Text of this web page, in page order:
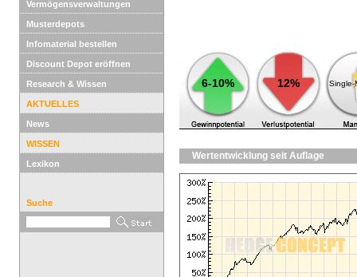
Vermögensverwaltungen
Musterdepots
Infomaterial bestellen
Discount Depot eröffnen
Research & Wissen
AKTUELLES
News
WISSEN
Lexikon
Suche
6-10% 12% Single-
Wertentwicklung seit Auflage